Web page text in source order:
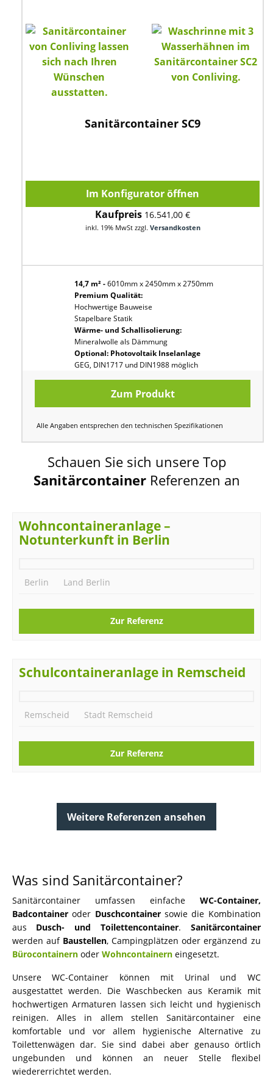
Sanitärcontainer SC9
Im Konfigurator öffnen
Kaufpreis 16.541,00 €
inkl. 19% MwSt zzgl. Versandkosten
14,7 m² -6010mm x 2450mm x 2750mm
Premium Qualität:
Hochwertige Bauweise
Stapelbare Statik
Wärme- und Schallisolierung:
Mineralwolle als Dämmung
Optional: Photovoltaik Inselanlage
GEG, DIN1717 und DIN1988 möglich
Zum Produkt
Alle Angaben entsprechen den technischen Spezifikationen
Schauen Sie sich unsere Top
SanitärcontainerReferenzen an
Wohncontaineranlage –
Notunterkunft in Berlin
Berlin Land Berlin
Zur Referenz
Schulcontaineranlage in Remscheid
Remscheid Stadt Remscheid
Zur Referenz
Weitere Referenzen ansehen
Was sind Sanitärcontainer?
Sanitärcontainer umfassen einfache WC-Container,
Badcontaineroder Duschcontainersowie die Kombination
aus Dusch- und Toilettencontainer. Sanitärcontainer
werden auf Baustellen, Campingplätzen oder ergänzend zu
Bürocontainernoder Wohncontainerneingesetzt.
Unsere WC-Container können mit Urinal und WC
ausgestattet werden. Die Waschbecken aus Keramik mit
hochwertigen Armaturen lassen sich leicht und hygienisch
reinigen. Alles in allem stellen Sanitärcontainer eine
komfortable und vor allem hygienische Alternative zu
Toilettenwägen dar. Sie sind dabei aber genauso örtlich
ungebunden und können an neuer Stelle flexibel
wiedererrichtet werden.